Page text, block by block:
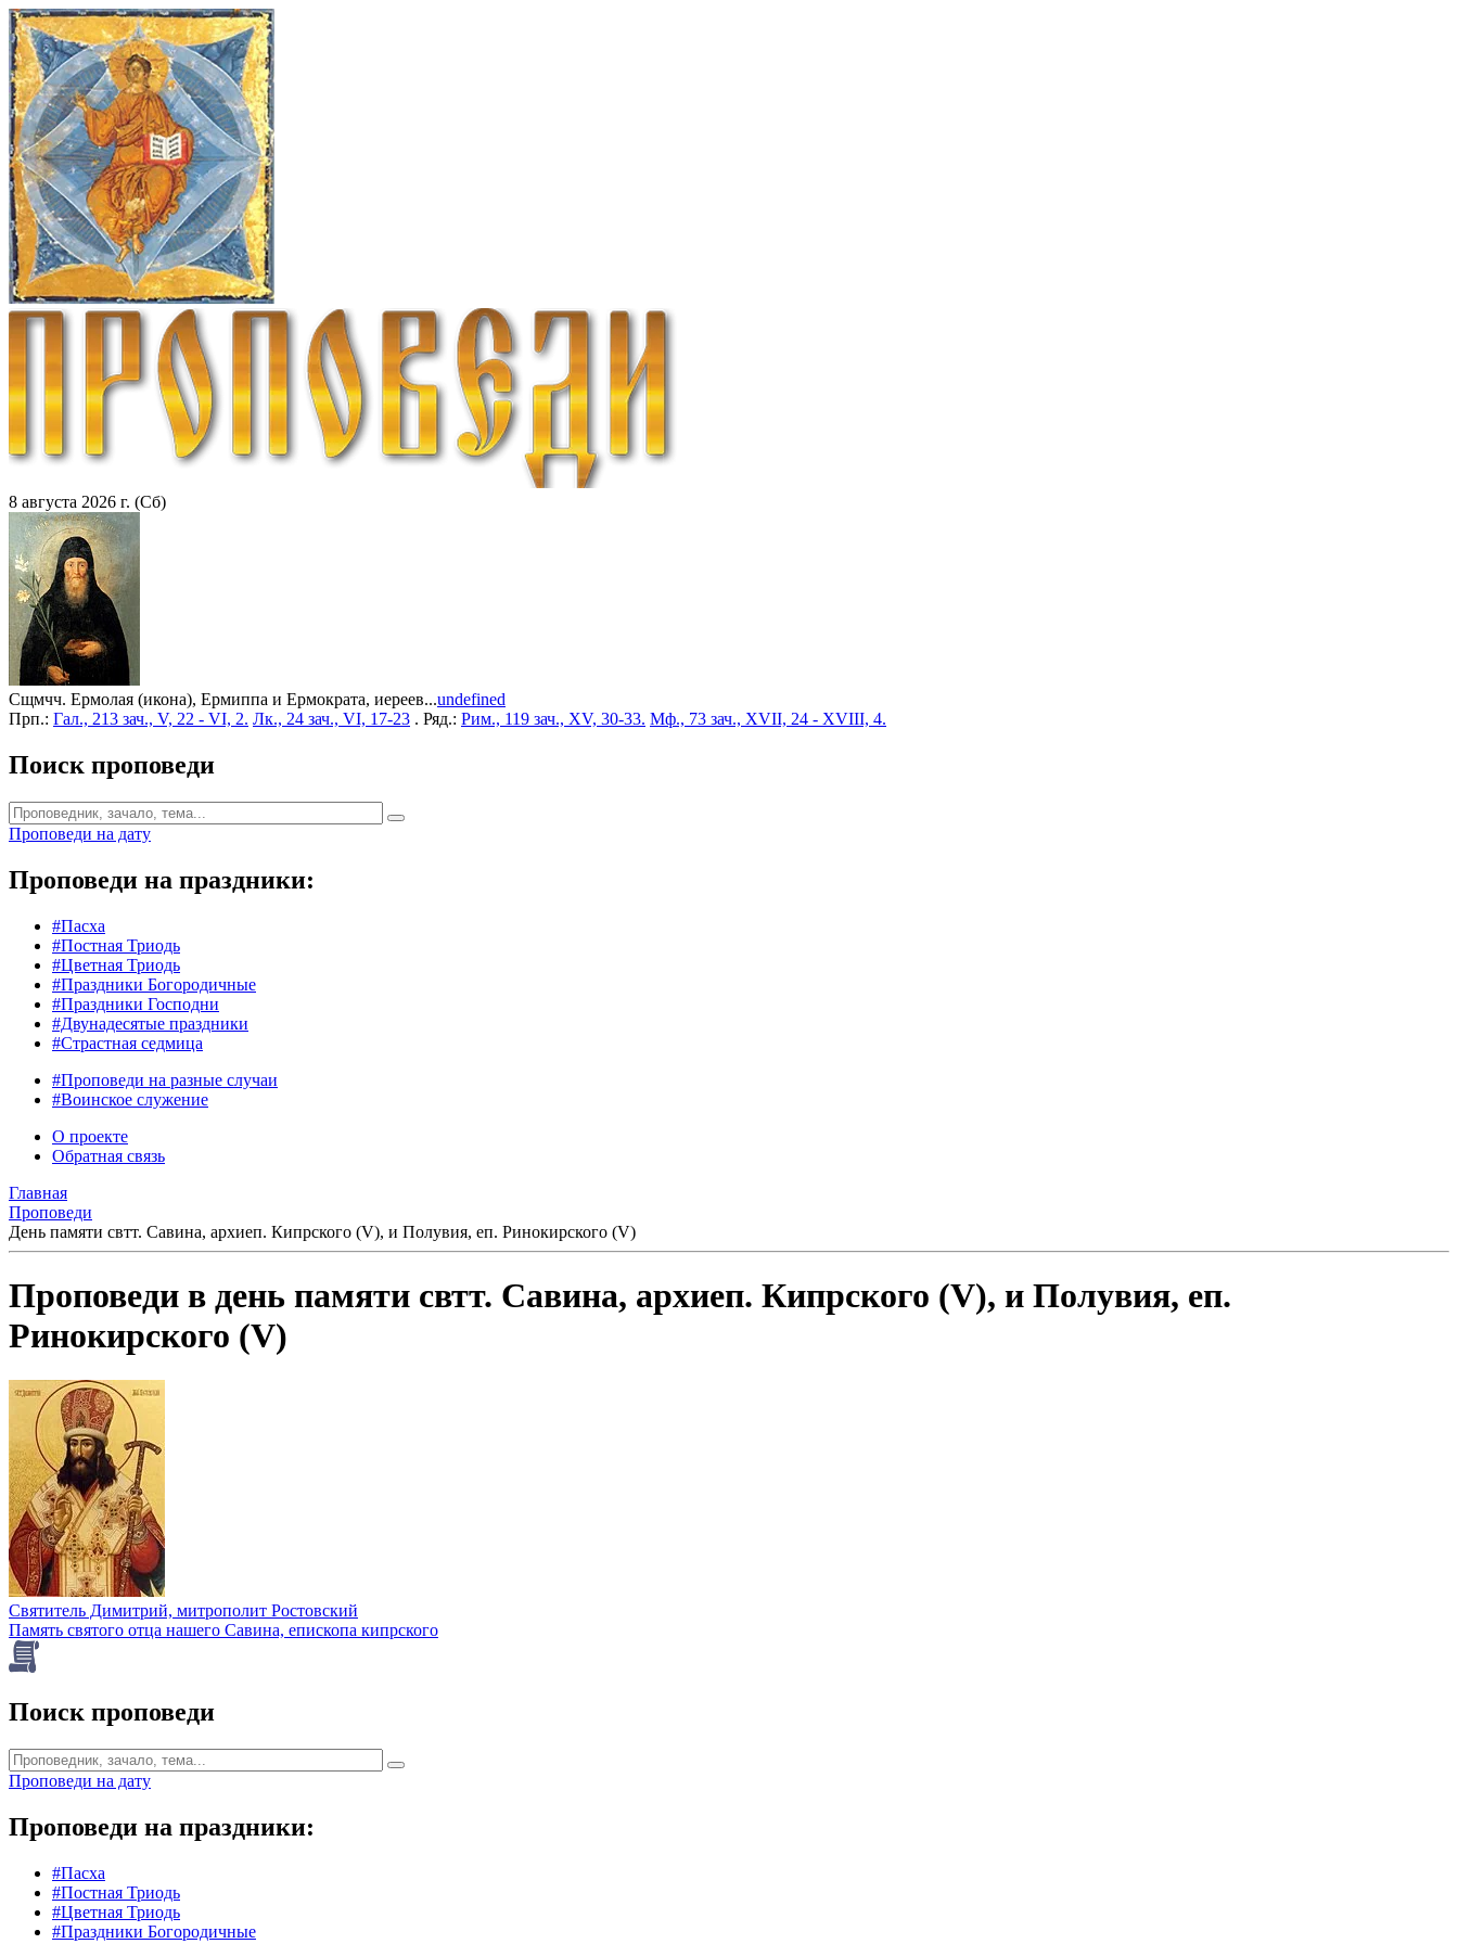
8 августа 2026 г. (Сб)
Сщмчч. Ермолая (икона), Ермиппа и Ермократа, иереев...undefined
Прп.: Гал., 213 зач., V, 22 - VI, 2. Лк., 24 зач., VI, 17-23 . Ряд.: Рим., 119 зач., XV, 30-33. Мф., 73 зач., XVII, 24 - XVIII, 4.
Поиск проповеди
Проповеди на дату
Проповеди на праздники:
#Пасха
#Постная Триодь
#Цветная Триодь
#Праздники Богородичные
#Праздники Господни
#Двунадесятые праздники
#Страстная седмица
#Проповеди на разные случаи
#Воинское служение
О проекте
Обратная связь
Главная
Проповеди
День памяти свтт. Савина, архиеп. Кипрского (V), и Полувия, еп. Ринокирского (V)
Проповеди в день памяти свтт. Савина, архиеп. Кипрского (V), и Полувия, еп.
Ринокирского (V)
Святитель Димитрий, митрополит Ростовский
Память святого отца нашего Савина, епископа кипрского
Поиск проповеди
Проповеди на дату
Проповеди на праздники:
#Пасха
#Постная Триодь
#Цветная Триодь
#Праздники Богородичные